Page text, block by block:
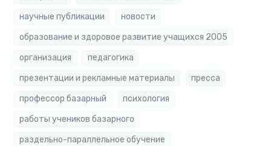
научные публикации
новости
образование и здоровое развитие учащихся 2005
организация
педагогика
презентации и рекламные материалы
пресса
профессор базарный
психология
работы учеников базарного
раздельно-параллельное обучение